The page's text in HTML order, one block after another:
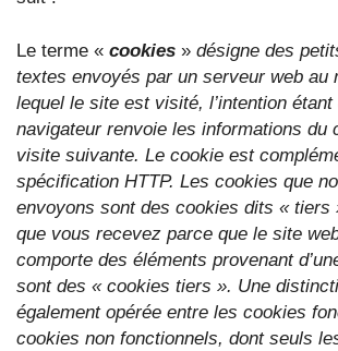
Le terme « cookies » désigne des
textes envoyés par un serveur web au
lequel le site est visité, l’intention étant
navigateur renvoie les informations du
visite suivante. Le cookie est
spécification HTTP. Les cookies que
envoyons sont des cookies dits « tiers
que vous recevez parce que le site
comporte des éléments provenant
sont des « cookies tiers ». Une
également opérée entre les cookies
cookies non fonctionnels, dont seuls